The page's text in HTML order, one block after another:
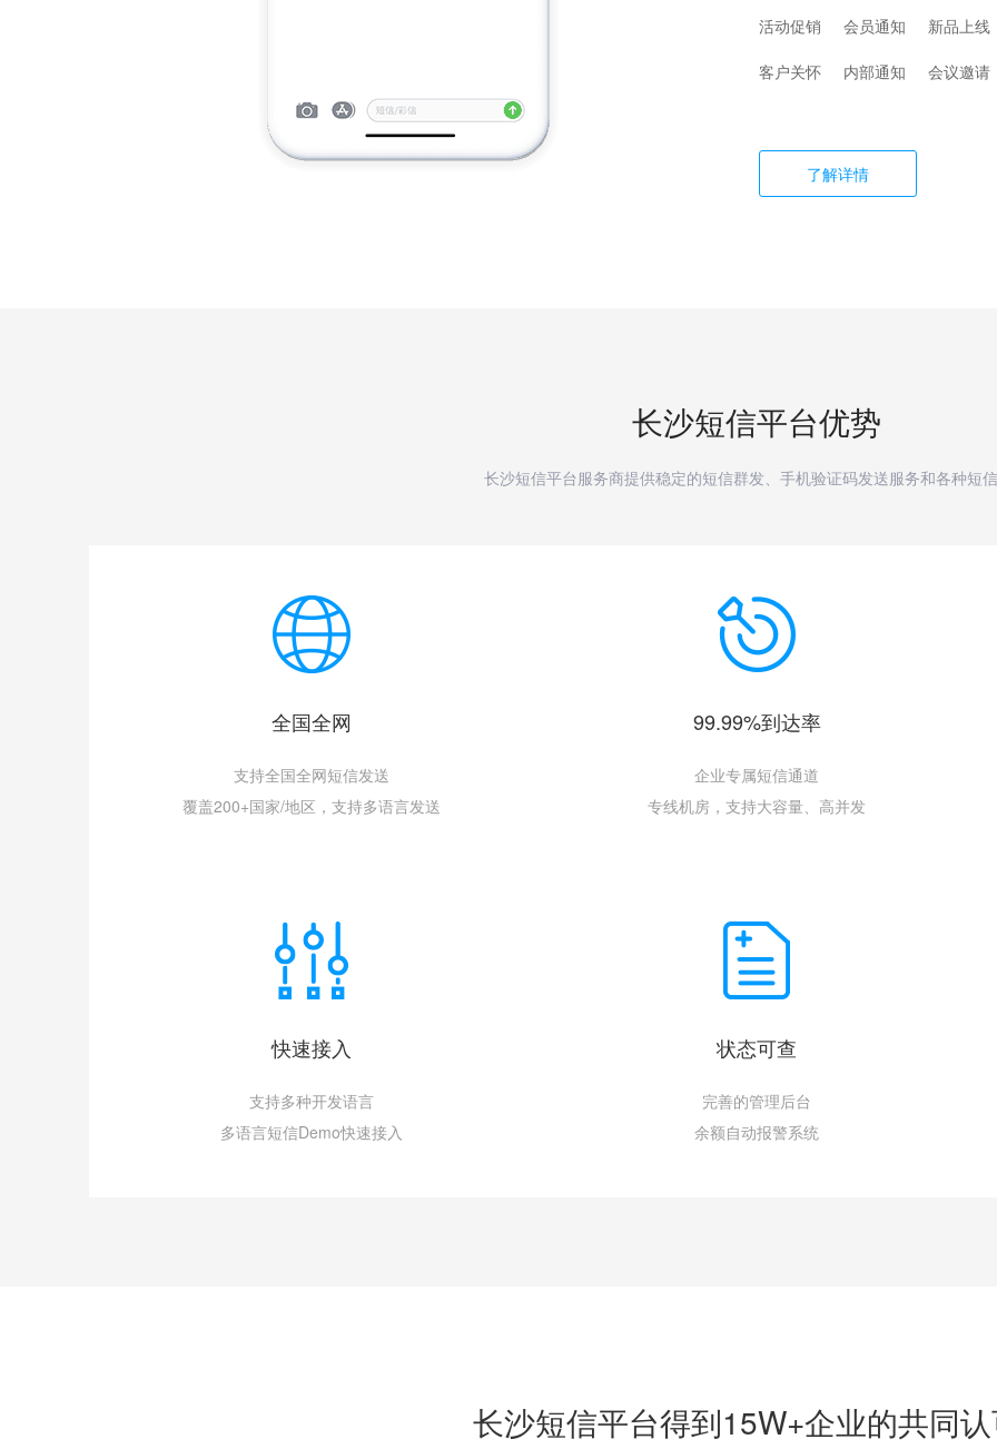
活动促销 会员通知 新品上线
客户关怀 内部通知 会议邀请
了解详情
长沙短信平台优势
长沙短信平台服务商提供稳定的短信群发、手机验证码发送服务和各种短
全国全网
支持全国全网短信发送
覆盖200+国家/地区，支持多语言发送
99.99%到达率
企业专属短信通道
专线机房，支持大容量、高并发
快速接入
支持多种开发语言
多语言短信Demo快速接入
状态可查
完善的管理后台
余额自动报警系统
长沙短信平台得到15W+企业的共同